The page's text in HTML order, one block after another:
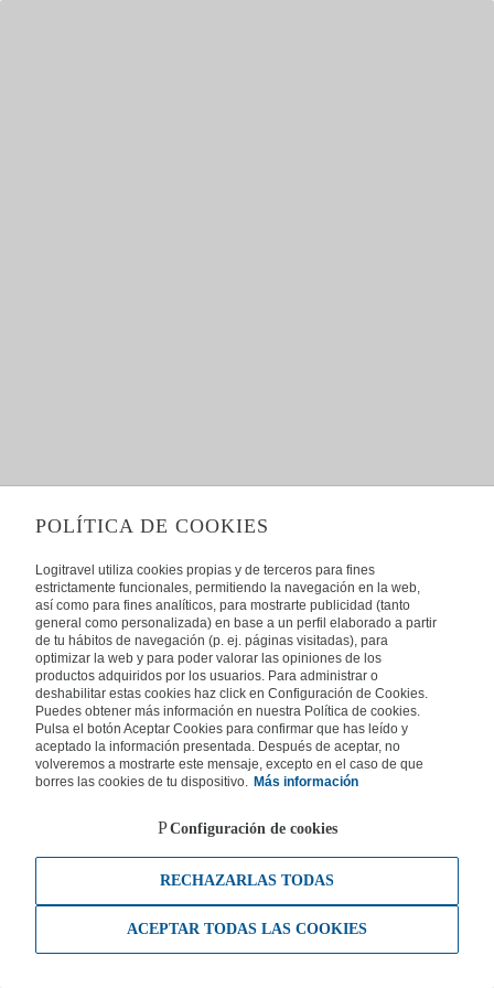
POLÍTICA DE COOKIES
Logitravel utiliza cookies propias y de terceros para fines
estrictamente funcionales, permitiendo la navegación en la web,
así como para fines analíticos, para mostrarte publicidad (tanto
general como personalizada) en base a un perfil elaborado a partir
de tu hábitos de navegación (p. ej. páginas visitadas), para
optimizar la web y para poder valorar las opiniones de los
productos adquiridos por los usuarios. Para administrar o
deshabilitar estas cookies haz click en Configuración de Cookies.
Puedes obtener más información en nuestra Política de cookies.
Pulsa el botón Aceptar Cookies para confirmar que has leído y
aceptado la información presentada. Después de aceptar, no
volveremos a mostrarte este mensaje, excepto en el caso de que
borres las cookies de tu dispositivo. Más información
Configuración de cookies
RECHAZARLAS TODAS
ACEPTAR TODAS LAS COOKIES